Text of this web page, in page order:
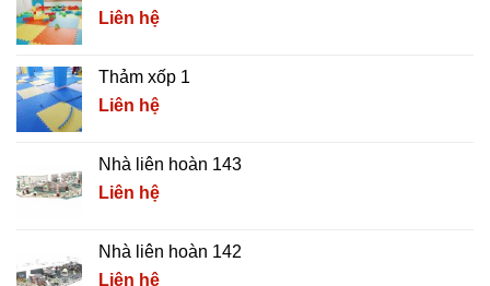
Liên hệ
Thảm xốp 1
Liên hệ
Nhà liên hoàn 143
Liên hệ
Nhà liên hoàn 142
Liên hệ